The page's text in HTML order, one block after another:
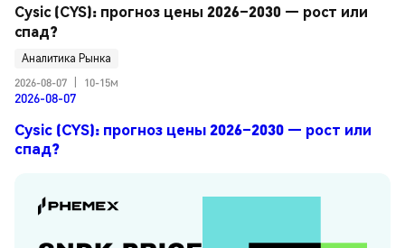
Cysic (CYS): прогноз цены 2026–2030 — рост или
спад?
Аналитика Рынка
2026-08-07
10-15м
2026-08-07
Cysic (CYS): прогноз цены 2026–2030 — рост или
спад?